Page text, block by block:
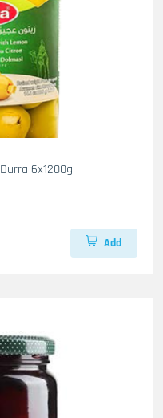
EG. Oliven Ejezzy Gefuellt Zitrone Durra 6x1200g
Add